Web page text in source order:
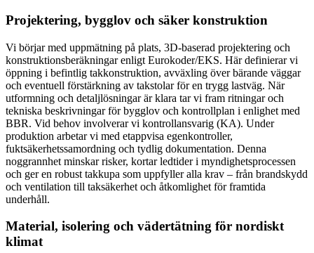
Projektering, bygglov och säker konstruktion
Vi börjar med uppmätning på plats, 3D-baserad projektering och
konstruktionsberäkningar enligt Eurokoder/EKS. Här definierar vi
öppning i befintlig takkonstruktion, avväxling över bärande väggar
och eventuell förstärkning av takstolar för en trygg lastväg. När
utformning och detaljlösningar är klara tar vi fram ritningar och
tekniska beskrivningar för bygglov och kontrollplan i enlighet med
BBR. Vid behov involverar vi kontrollansvarig (KA). Under
produktion arbetar vi med etappvisa egenkontroller,
fuktsäkerhetssamordning och tydlig dokumentation. Denna
noggrannhet minskar risker, kortar ledtider i myndighetsprocessen
och ger en robust takkupa som uppfyller alla krav – från brandskydd
och ventilation till taksäkerhet och åtkomlighet för framtida
underhåll.
Material, isolering och vädertätning för nordiskt
klimat